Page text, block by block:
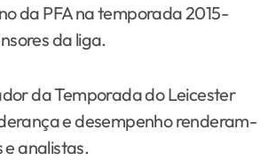
da PFA na temporada 2015-
da liga.
da Temporada do Leicester
e desempenho renderam-
analistas.